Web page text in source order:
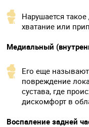
Нарушается
хватание или
Медиальный
Его еще
повреждение
сустава, где
дискомфорт в
Воспаление задней